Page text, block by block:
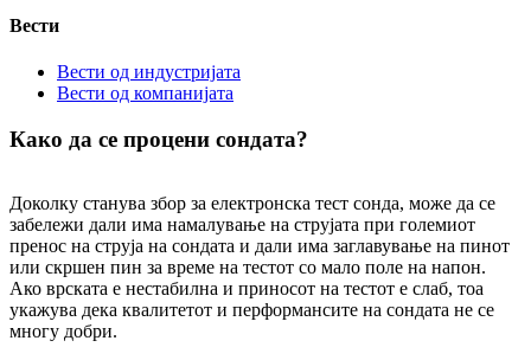
Вести
Вести од индустријата
Вести од компанијата
Како да се процени сондата?
Доколку станува збор за електронска тест сонда, може да се
забележи дали има намалување на струјата при големиот
пренос на струја на сондата и дали има заглавување на пинот
или скршен пин за време на тестот со мало поле на напон.
Ако врската е нестабилна и приносот на тестот е слаб, тоа
укажува дека квалитетот и перформансите на сондата не се
многу добри.